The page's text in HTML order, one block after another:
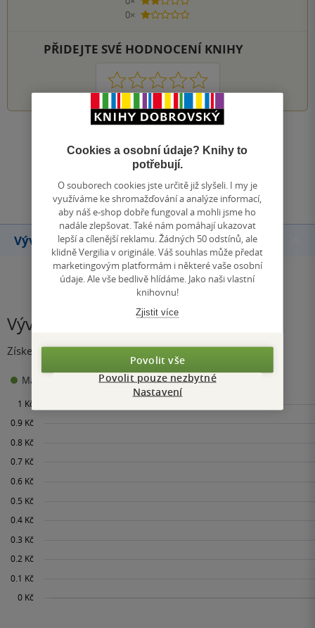
0×
1 hvezdička
PŘIDEJTE SVÉ HODNOCENÍ KNIHY
1 2 3 4 5
Přidat hodnocení
Vývoj ceny
Vývoj ceny
Získejte přehled o vývoji ceny za posledních 60 dní.
Maloobchodní cena Minimální prodejní cena:
Cookies a osobní údaje? Knihy to
potřebují.
O souborech cookies jste určitě již slyšeli. I my je
využíváme ke shromažďování a analýze informací,
aby náš e-shop dobře fungoval a mohli jsme ho
nadále zlepšovat. Také nám pomáhají ukazovat
lepší a cílenější reklamu. Žádných 50 odstínů, ale
klidně Vergilia v originále. Váš souhlas může předat
marketingovým platformám i některé vaše osobní
údaje. Ale vše bedlivě hlídáme. Jako naši vlastní
knihovnu!
Zjistit více
Povolit vše
Povolit pouze nezbytné
Nastavení